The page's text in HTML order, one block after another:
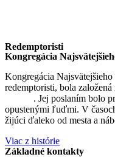
Redemptoristi
Kongregácia
Kongregácia
redemptoristi, bola
. Jej poslaním bolo
opustenými ľuďmi. V
žijúci ďaleko od mesta a
Viac z histórie
Základné kontakty